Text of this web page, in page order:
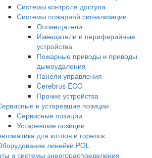
Системы контроля доступа
Системы пожарной сигнализации
Оповещатели
Извещатели и периферийные
устройства
Пожарные приводы и приводы
дымоудаления
Панели управления
Cerebrus ECO
Прочие устройства
и устаревшие позиции
Сервисные позиции
Устаревшие позиции
для котлов и горелок
линейки POL
и системы энергораспределения